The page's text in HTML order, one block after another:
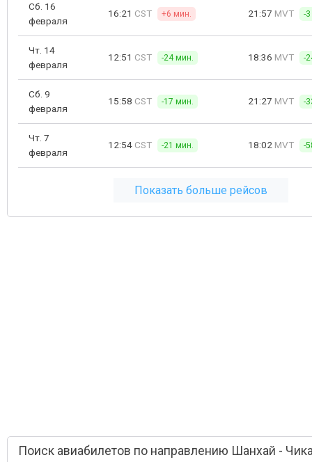
Сб. 16
февраля
16:21 CST +6 мин. 21:57 MVT -
Чт. 14
февраля
12:51 CST -24 мин. 18:36 MVT -
Сб. 9
февраля
15:58 CST -17 мин. 21:27 MVT -
Чт. 7
февраля
12:54 CST -21 мин. 18:02 MVT -
Показать больше рейсов
Поиск авиабилетов по направлению Шанхай -